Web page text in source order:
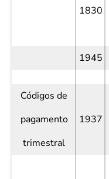
1830
1945
Códigos de
pagamento
trimestral
1937